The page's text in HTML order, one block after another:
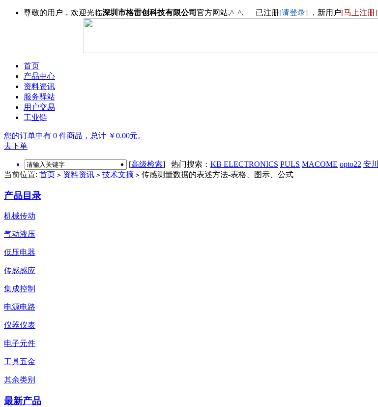
尊敬的用户，欢迎光临深圳市格雷创科技有限公司 官方网站,^_^, 已注册[请登录] ，新用户[马上注册]
首页
产品中心
资料资讯
服务驿站
用户交易
工业链
您的订单中有 0 件商品，总计 ￥0.00元。
去下单
[高级检索] 热门搜索： KB ELECTRONICS PULS MACOME opto22 安川
当前位置: 首页 > 资料资讯 > 技术文摘 > 传感测量数据的表述方法-表格、图示、公式
产品目录
机械传动
气动液压
低压电器
传感感应
集成控制
电源电路
仪器仪表
电子元件
工具五金
其余类别
最新产品